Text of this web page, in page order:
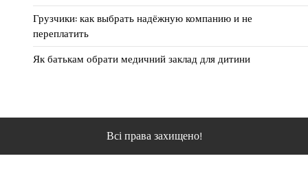
Грузчики: как выбрать надёжную компанию и не
переплатить
Як батькам обрати медичний заклад для дитини
Всі права захищено!